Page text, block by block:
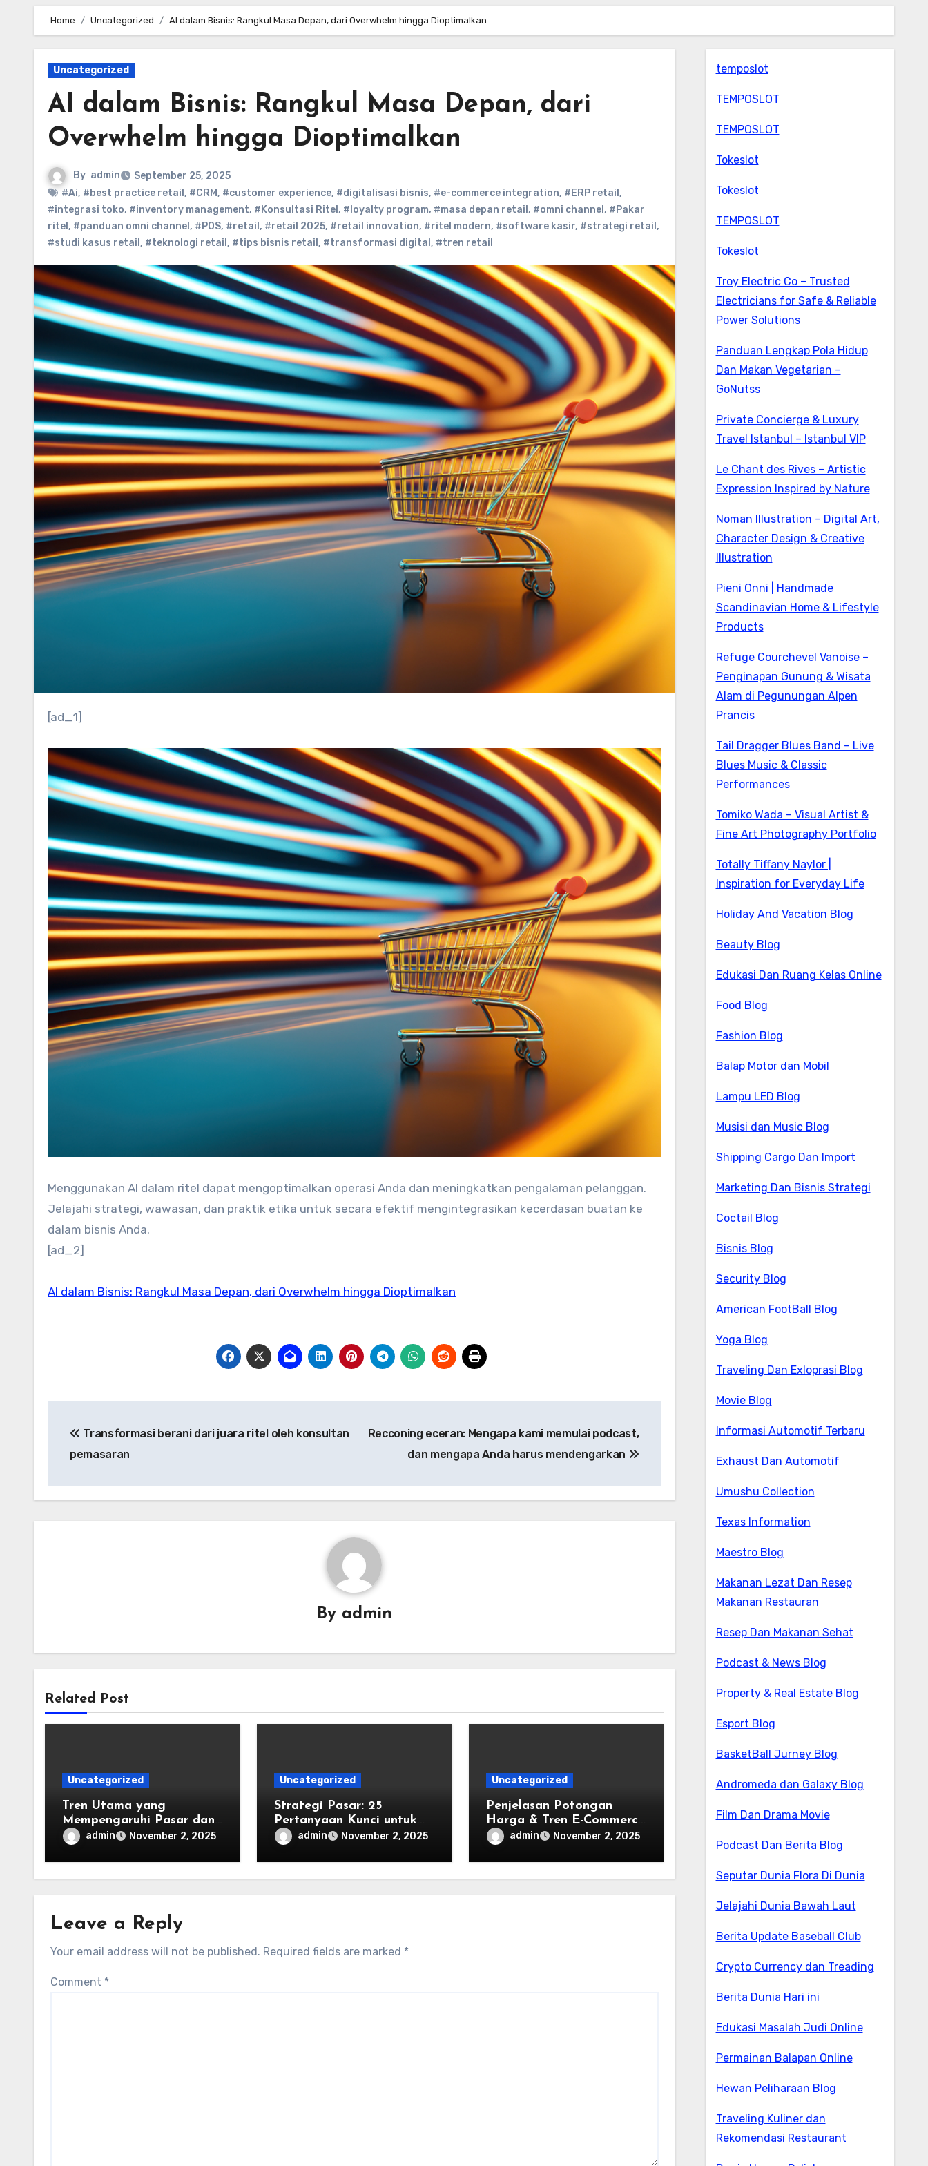
Home Uncategorized AI dalam Bisnis: Rangkul Masa Depan, dari Overwhelm hingga Dioptimalkan
Uncategorized
AI dalam Bisnis: Rangkul Masa Depan, dari
Overwhelm hingga Dioptimalkan
By admin
September 25, 2025
#Ai, #best practice retail , #CRM, #customer experience, #digitalisasi bisnis, #e-commerce integration, #ERP retail ,
#integrasi toko, #inventory management, #Konsultasi Ritel , #loyalty program, #masa depan retail , #omni channel , #Pakar
ritel , #panduan omni channel , #POS, #retail , #retail 2025, #retail innovation, #ritel modern, #software kasir, #strategi retail ,
#studi kasus retail , #teknologi retail , #tips bisnis retail , #transformasi digital , #tren retail
[ad_1]
Menggunakan AI dalam ritel dapat mengoptimalkan operasi Anda dan meningkatkan pengalaman pelanggan.
Jelajahi strategi, wawasan, dan praktik etika untuk secara efektif mengintegrasikan kecerdasan buatan ke
dalam bisnis Anda.
[ad_2]
AI dalam Bisnis: Rangkul Masa Depan, dari Overwhelm hingga Dioptimalkan
navigation
Transformasi berani dari juara ritel oleh konsultan
pemasaran
Recconing eceran: Mengapa kami memulai podcast,
dan mengapa Anda harus mendengarkan
By admin
Related Post
Uncategorized
Tren Utama yang
Mempengaruhi Pasar dan
Industri Afrika Sub-Sahara
admin November 2, 2025
Uncategorized
Strategi Pasar: 25
Pertanyaan Kunci untuk
Merekadmin November 2, 2025
Uncategorized
Penjelasan Potongan
Harga & Tren E-Commerce
2025admin November 2, 2025
Leave a Reply
Your email address will not be published. Required fields are marked *
Comment *
temposlot
TEMPOSLOT
TEMPOSLOT
Tokeslot
Tokeslot
TEMPOSLOT
Tokeslot
Troy Electric Co – Trusted
Electricians for Safe & Reliable
Power Solutions
Panduan Lengkap Pola Hidup
Dan Makan Vegetarian –
GoNutss
Private Concierge & Luxury
Travel Istanbul – Istanbul VIP
Le Chant des Rives – Artistic
Expression Inspired by Nature
Noman Illustration – Digital Art,
Character Design & Creative
Illustration
Pieni Onni | Handmade
Scandinavian Home & Lifestyle
Products
Refuge Courchevel Vanoise –
Penginapan Gunung & Wisata
Alam di Pegunungan Alpen
Prancis
Tail Dragger Blues Band – Live
Blues Music & Classic
Performances
Tomiko Wada – Visual Artist &
Fine Art Photography Portfolio
Totally Tiffany Naylor |
Inspiration for Everyday Life
Holiday And Vacation Blog
Beauty Blog
Edukasi Dan Ruang Kelas Online
Food Blog
Fashion Blog
Balap Motor dan Mobil
Lampu LED Blog
Musisi dan Music Blog
Shipping Cargo Dan Import
Marketing Dan Bisnis Strategi
Coctail Blog
Bisnis Blog
Security Blog
American FootBall Blog
Yoga Blog
Traveling Dan Exloprasi Blog
Movie Blog
Informasi Automotif Terbaru
Exhaust Dan Automotif
Umushu Collection
Texas Information
Maestro Blog
Makanan Lezat Dan Resep
Makanan Restauran
Resep Dan Makanan Sehat
Podcast & News Blog
Property & Real Estate Blog
Esport Blog
BasketBall Jurney Blog
Andromeda dan Galaxy Blog
Film Dan Drama Movie
Podcast Dan Berita Blog
Seputar Dunia Flora Di Dunia
Jelajahi Dunia Bawah Laut
Berita Update Baseball Club
Crypto Currency dan Treading
Berita Dunia Hari ini
Edukasi Masalah Judi Online
Permainan Balapan Online
Hewan Peliharaan Blog
Traveling Kuliner dan
Rekomendasi Restaurant